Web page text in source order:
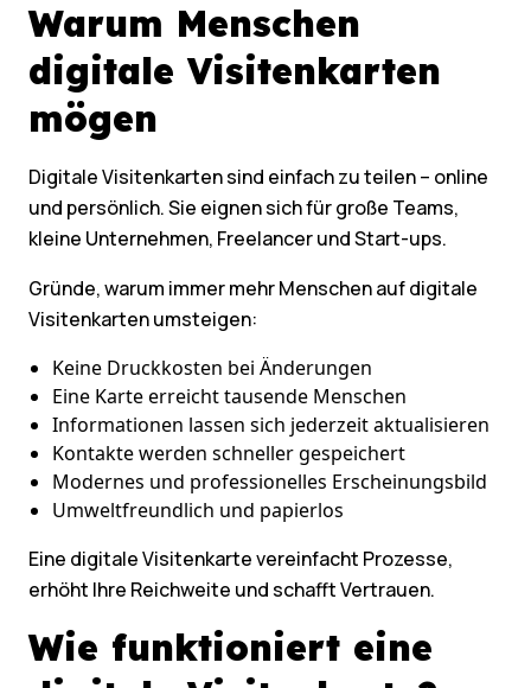
Warum Menschen
digitale Visitenkarten
mögen
Digitale Visitenkarten sind einfach zu teilen – online
und persönlich. Sie eignen sich für große Teams,
kleine Unternehmen, Freelancer und Start-ups.
Gründe, warum immer mehr Menschen auf digitale
Visitenkarten umsteigen:
Keine Druckkosten bei Änderungen
Eine Karte erreicht tausende Menschen
Informationen lassen sich jederzeit aktualisieren
Kontakte werden schneller gespeichert
Modernes und professionelles Erscheinungsbild
Umweltfreundlich und papierlos
Eine digitale Visitenkarte vereinfacht Prozesse,
erhöht Ihre Reichweite und schafft Vertrauen.
Wie funktioniert eine